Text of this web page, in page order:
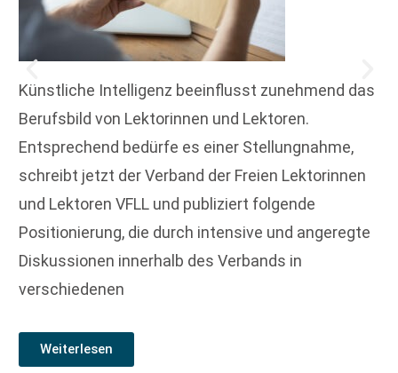
Künstliche Intelligenz beeinflusst zunehmend das
Berufsbild von Lektorinnen und Lektoren.
Entsprechend bedürfe es einer Stellungnahme,
schreibt jetzt der Verband der Freien Lektorinnen
und Lektoren VFLL und publiziert folgende
Positionierung, die durch intensive und angeregte
Diskussionen innerhalb des Verbands in
verschiedenen
Weiterlesen